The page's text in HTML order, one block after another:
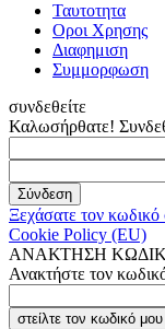
Ταυτοτητα
Οροι Χρησης
Διαφημιση
Συμμορφωση
συνδεθείτε
Καλωσήρθατε!
Ξεχάσατε τον κωδικό
Cookie Policy (EU)
ΑΝΑΚΤΗΣΗ
Ανακτήστε τον